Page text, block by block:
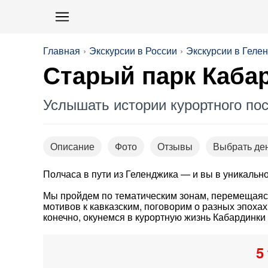
Главная Экскурсии в России Экскурсии в
Старый парк
Услышать истории курортного
Описание Фото Отзывы
Выбрать
Полчаса в пути из Геленджика — и вы в
Мы пройдем по тематическим зонам,
мотивов к кавказским, поговорим о разных
конечно, окунемся в курортную жизнь
5